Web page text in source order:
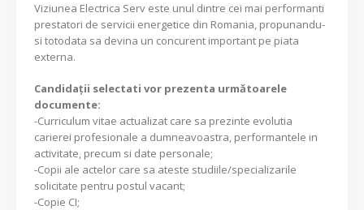
Viziunea Electrica Serv este unul dintre cei mai performanti
prestatori de servicii energetice din Romania, propunandu-
si totodata sa devina un concurent important pe piata
externa.
Candidaţii selectati vor prezenta următoarele
documente:
-Curriculum vitae actualizat care sa prezinte evolutia
carierei profesionale a dumneavoastra, performantele in
activitate, precum si date personale;
-Copii ale actelor care sa ateste studiile/specializarile
solicitate pentru postul vacant;
-Copie CI;